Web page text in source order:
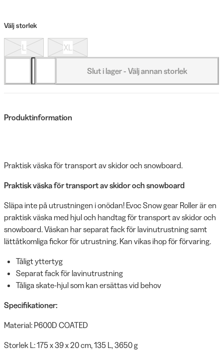
Välj storlek
L XL
Slut i lager - Välj annan storlek
Produktinformation
Praktisk väska för transport av skidor och snowboard.
Praktisk väska för transport av skidor och snowboard
Släpa inte på utrustningen i onödan! Evoc Snow gear Roller är en
praktisk väska med hjul och handtag för transport av skidor och
snowboard. Väskan har separat fack för lavinutrustning samt
lättåtkomliga fickor för utrustning. Kan vikas ihop för förvaring.
Tåligt yttertyg
Separat fack för lavinutrustning
Tåliga skate-hjul som kan ersättas vid behov
Specifikationer:
Material: P600D COATED
Storlek L: 175 x 39 x 20 cm, 135 L, 3650 g